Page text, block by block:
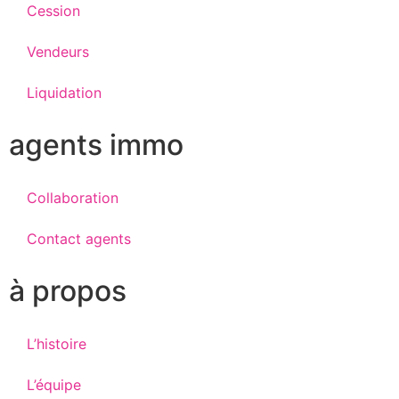
Cession
Vendeurs
Liquidation
agents immo
Collaboration
Contact agents
à propos
L’histoire
L’équipe